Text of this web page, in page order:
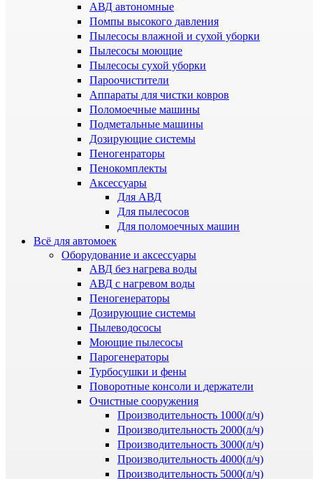
АВД автономные
Помпы высокого давления
Пылесосы влажной и сухой уборки
Пылесосы моющие
Пылесосы сухой уборки
Пароочистители
Аппараты для чистки ковров
Поломоечные машины
Подметальные машины
Дозирующие системы
Пеногенраторы
Пенокомплекты
Аксессуары
Для АВД
Для пылесосов
Для поломоечных машин
Всё для автомоек
Оборудование и аксессуары
АВД без нагрева воды
АВД с нагревом воды
Пеногенераторы
Дозирующие системы
Пылеводососы
Моющие пылесосы
Парогенераторы
Турбосушки и фены
Поворотные консоли и держатели
Очистные сооружения
Производительность 1000(л/ч)
Производительность 2000(л/ч)
Производительность 3000(л/ч)
Производительность 4000(л/ч)
Производительность 5000(л/ч)